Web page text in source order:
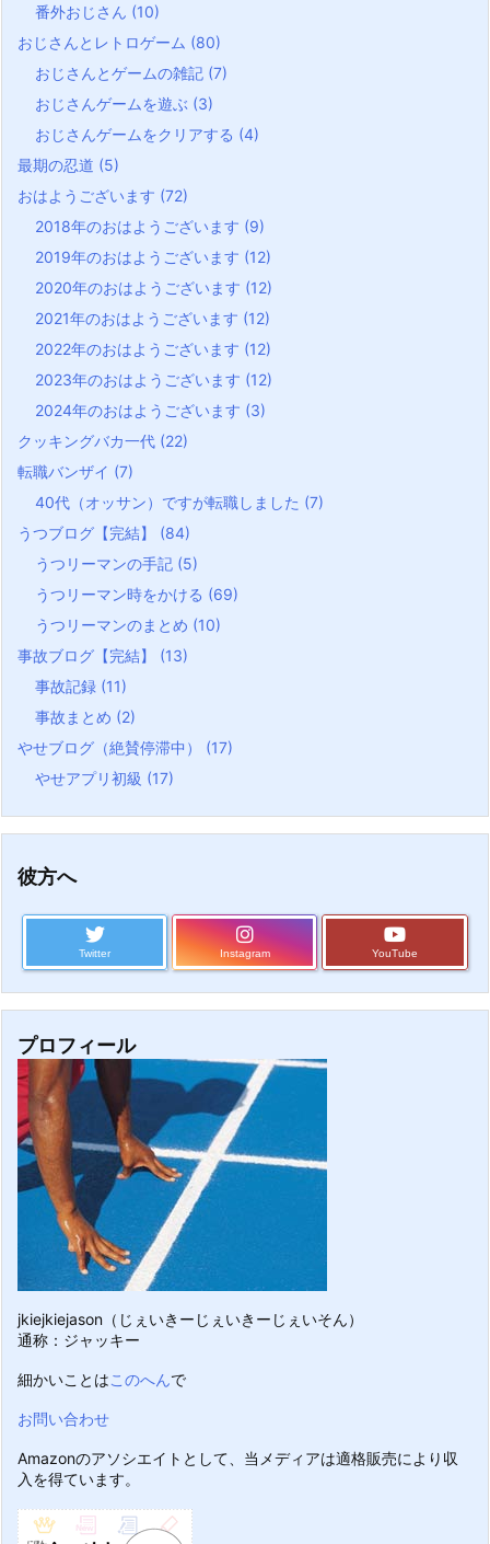
番外おじさん (10)
おじさんとレトロゲーム (80)
おじさんとゲームの雑記 (7)
おじさんゲームを遊ぶ (3)
おじさんゲームをクリアする (4)
最期の忍道 (5)
おはようございます (72)
2018年のおはようございます (9)
2019年のおはようございます (12)
2020年のおはようございます (12)
2021年のおはようございます (12)
2022年のおはようございます (12)
2023年のおはようございます (12)
2024年のおはようございます (3)
クッキングバカ一代 (22)
転職バンザイ (7)
40代（オッサン）ですが転職しました (7)
うつブログ【完結】 (84)
うつリーマンの手記 (5)
うつリーマン時をかける (69)
うつリーマンのまとめ (10)
事故ブログ【完結】 (13)
事故記録 (11)
事故まとめ (2)
やせブログ（絶賛停滞中） (17)
やせアプリ初級 (17)
彼方へ
Twitter Instagram YouTube
プロフィール
jkiejkiejason（じぇいきーじぇいきーじぇいそん）
通称：ジャッキー
細かいことはこのへんで
お問い合わせ
Amazonのアソシエイトとして、当メディアは適格販売により収
入を得ています。